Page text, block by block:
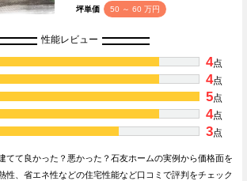
坪単価 50 ～ 60 万円
性能レビュー
4点
4点
5点
4点
3点
てて良かった？悪かった？石友ホームの実例から価格面を
性、省エネ性などの住宅性能など口コミで評判をチェック